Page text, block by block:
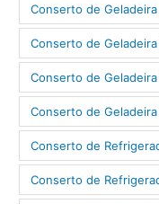
Conserto de Geladeira
Conserto de Geladeira
Conserto de Geladeira
Conserto de Geladeira
Conserto de
Conserto de